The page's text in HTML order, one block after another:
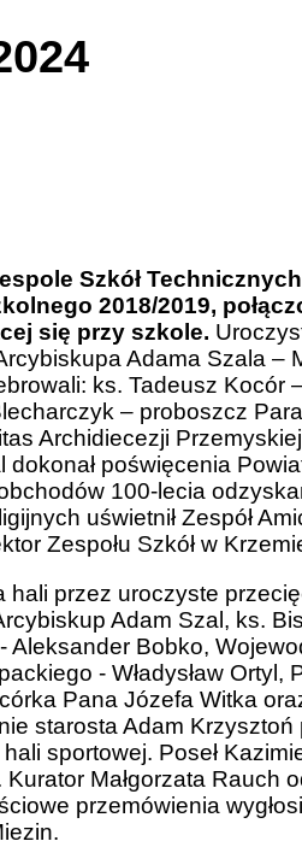
Szkół
2018/2019,
się przy szkole.
Adama Szala –
ks. Tadeusz Kocór
– proboszcz
Archidiecezji
dokonał poświęcenia
100-lecia
uświetnił Zespół
Zespołu Szkół w
przez uroczyste
Adam Szal, ks.
Aleksander Bobko,
- Władysław
Pana Józefa Witka
starosta Adam
sportowej. Poseł
Małgorzata Rauch
przemówienia